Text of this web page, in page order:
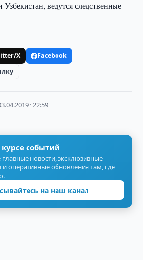
Узбекистан, ведутся следственные
X
Facebook
· 22:59
курсе событий
главные новости, эксклюзивные
и оперативные обновления там, где
на наш канал